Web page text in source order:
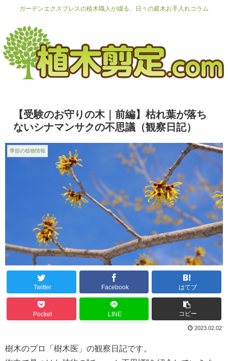
ガーデンエクスプレスの植木職人が綴る、日々の庭木お手入れコラム
【受験のお守りの木｜前編】枯れ葉が落ち
ないシナマンサクの不思議（観察日記）
季節の植物情報
Twitter Facebook はてブ
Pocket LINE コピー
2023.02.02
樹木のプロ「樹木医」の観察日記です。